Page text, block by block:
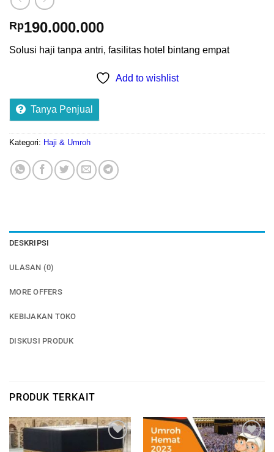
out
of
Rp190.000.000
Solusi haji tanpa antri, fasilitas hotel bintang empat
Add to wishlist
Tanya Penjual
Kategori: Haji & Umroh
DESKRIPSI
ULASAN (0)
MORE OFFERS
KEBIJAKAN TOKO
DISKUSI PRODUK
PRODUK TERKAIT
Add to Add to